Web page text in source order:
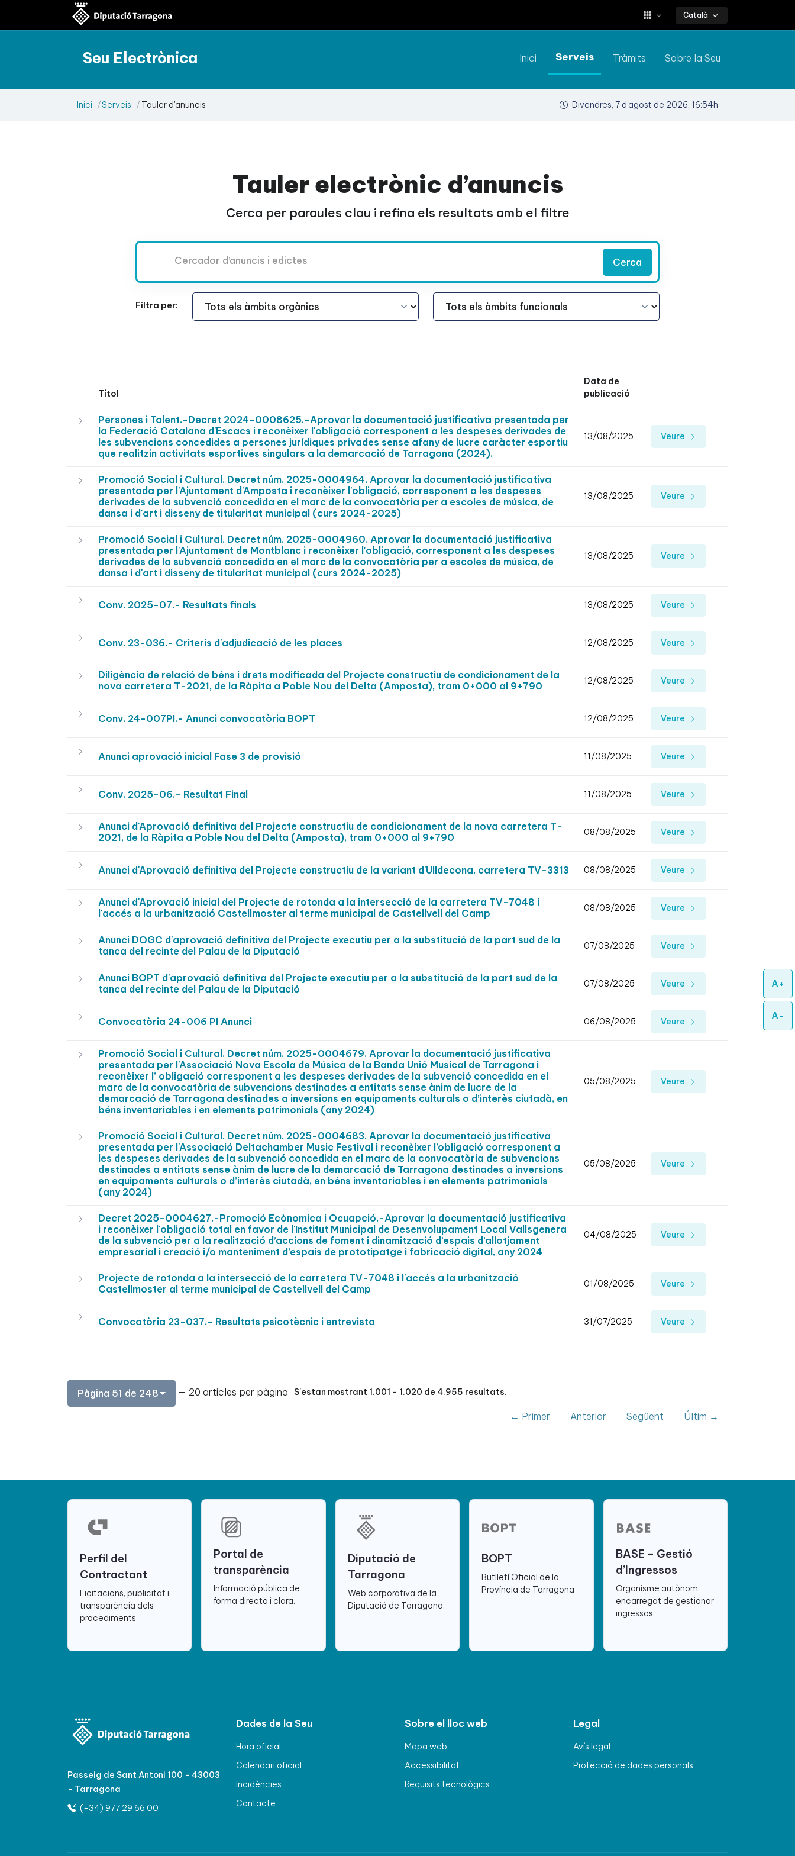
A+
A-
Català
Seu Electrònica Inici Serveis Tràmits Sobre la Seu
Inici Serveis Tauler d'anuncis Divendres, 7 d’agost de 2026, 16:54h
Tauler electrònic d’anuncis
Cerca per paraules clau i refina els resultats amb el filtre
Cerca
Filtra per:
Àmbit Funcional Àmbit Funcional
Títol
Data de
publicació
Persones i Talent.-Decret 2024-0008625.-Aprovar la documentació justificativa presentada per
la Federació Catalana d'Escacs i reconèixer l'obligació corresponent a les despeses derivades de
les subvencions concedides a persones jurídiques privades sense afany de lucre caràcter esportiu
que realitzin activitats esportives singulars a la demarcació de Tarragona (2024).
13/08/2025 Veure
Promoció Social i Cultural. Decret núm. 2025-0004964. Aprovar la documentació justificativa
presentada per l'Ajuntament d'Amposta i reconèixer l'obligació, corresponent a les despeses
derivades de la subvenció concedida en el marc de la convocatòria per a escoles de música, de
dansa i d'art i disseny de titularitat municipal (curs 2024-2025)
13/08/2025 Veure
Promoció Social i Cultural. Decret núm. 2025-0004960. Aprovar la documentació justificativa
presentada per l'Ajuntament de Montblanc i reconèixer l'obligació, corresponent a les despeses
derivades de la subvenció concedida en el marc de la convocatòria per a escoles de música, de
dansa i d'art i disseny de titularitat municipal (curs 2024-2025)
13/08/2025 Veure
Conv. 2025-07.- Resultats finals 13/08/2025 Veure
Conv. 23-036.- Criteris d'adjudicació de les places 12/08/2025 Veure
Diligència de relació de béns i drets modificada del Projecte constructiu de condicionament de la
nova carretera T-2021, de la Ràpita a Poble Nou del Delta (Amposta), tram 0+000 al 9+790
12/08/2025 Veure
Conv. 24-007PI.- Anunci convocatòria BOPT 12/08/2025 Veure
Anunci aprovació inicial Fase 3 de provisió 11/08/2025 Veure
Conv. 2025-06.- Resultat Final 11/08/2025 Veure
Anunci d'Aprovació definitiva del Projecte constructiu de condicionament de la nova carretera T-
2021, de la Ràpita a Poble Nou del Delta (Amposta), tram 0+000 al 9+790
08/08/2025 Veure
Anunci d'Aprovació definitiva del Projecte constructiu de la variant d'Ulldecona, carretera TV-3313 08/08/2025 Veure
Anunci d'Aprovació inicial del Projecte de rotonda a la intersecció de la carretera TV-7048 i
l'accés a la urbanització Castellmoster al terme municipal de Castellvell del Camp
08/08/2025 Veure
Anunci DOGC d'aprovació definitiva del Projecte executiu per a la substitució de la part sud de la
tanca del recinte del Palau de la Diputació
07/08/2025 Veure
Anunci BOPT d'aprovació definitiva del Projecte executiu per a la substitució de la part sud de la
tanca del recinte del Palau de la Diputació
07/08/2025 Veure
Convocatòria 24-006 PI Anunci 06/08/2025 Veure
Promoció Social i Cultural. Decret núm. 2025-0004679. Aprovar la documentació justificativa
presentada per l'Associació Nova Escola de Música de la Banda Unió Musical de Tarragona i
reconèixer l’ obligació corresponent a les despeses derivades de la subvenció concedida en el
marc de la convocatòria de subvencions destinades a entitats sense ànim de lucre de la
demarcació de Tarragona destinades a inversions en equipaments culturals o d’interès ciutadà, en
béns inventariables i en elements patrimonials (any 2024)
05/08/2025 Veure
Promoció Social i Cultural. Decret núm. 2025-0004683. Aprovar la documentació justificativa
presentada per l'Associació Deltachamber Music Festival i reconèixer l’obligació corresponent a
les despeses derivades de la subvenció concedida en el marc de la convocatòria de subvencions
destinades a entitats sense ànim de lucre de la demarcació de Tarragona destinades a inversions
en equipaments culturals o d’interès ciutadà, en béns inventariables i en elements patrimonials
(any 2024)
05/08/2025 Veure
Decret 2025-0004627.-Promoció Ecònomica i Ocuapció.-Aprovar la documentació justificativa
i reconèixer l'obligació total en favor de l'Institut Municipal de Desenvolupament Local Vallsgenera
de la subvenció per a la realització d’accions de foment i dinamització d’espais d’allotjament
empresarial i creació i/o manteniment d’espais de prototipatge i fabricació digital, any 2024
04/08/2025 Veure
Projecte de rotonda a la intersecció de la carretera TV-7048 i l'accés a la urbanització
Castellmoster al terme municipal de Castellvell del Camp
01/08/2025 Veure
Convocatòria 23-037.- Resultats psicotècnic i entrevista 31/07/2025 Veure
Pàgina 51 de 248 — 20 articles per pàgina S'estan mostrant 1.001 - 1.020 de 4.955 resultats.
← Primer Anterior Següent Últim →
Perfil del
Contractant
Licitacions, publicitat i
transparència dels
procediments.
Portal de
transparència
Informació pública de
forma directa i clara.
Diputació de
Tarragona
Web corporativa de la
Diputació de Tarragona.
BOPT
Butlletí Oficial de la
Província de Tarragona
BASE – Gestió
d’Ingressos
Organisme autònom
encarregat de gestionar
ingressos.
Passeig de Sant Antoni 100 - 43003
- Tarragona
(+34) 977 29 66 00
Dades de la Seu
Hora oficial
Calendari oficial
Incidències
Contacte
Sobre el lloc web
Mapa web
Accessibilitat
Requisits tecnològics
Legal
Avís legal
Protecció de dades personals